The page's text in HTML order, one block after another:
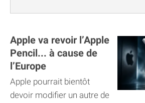
Apple va revoir l’Apple
Pencil... à cause de
l’Europe
Apple pourrait bientôt
devoir modifier un autre de